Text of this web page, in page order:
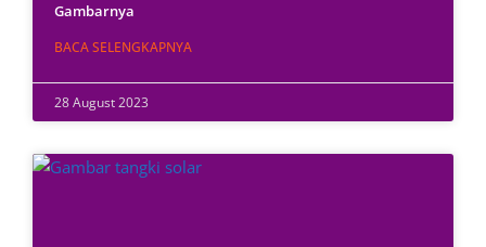
Gambarnya
BACA SELENGKAPNYA
28 August 2023